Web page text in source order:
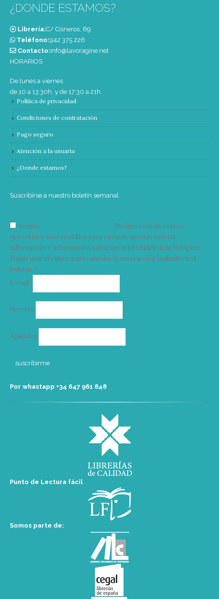
¿DONDE ESTAMOS?
Librería:C/ Cisneros, 69
Teléfono:‭942 375 226‬
Contacto:info@lavoragine.net
HORARIOS
De lunes a viernes
de 10 a 13:30h. y de 17:30 a 21h.
Política de privacidad
Condiciones de contratación
Pago seguro
Atención a la usuaria
¿Donde estamos?
Suscribirse a nuestro boletín semanal
Acepto
Su dirección de correo
electrónico solo se utiliza para enviarle nuestro boletín
informativo e información sobre las actividades de la Vorágine.
Puede usar el enlace para cancelar la suscripción incluido en el
boletín. >
E-mail*
Nombre
Apellidos
Por whastapp +34 ‭647 961 848‬
Punto de Lectura fácil
Somos parte de: